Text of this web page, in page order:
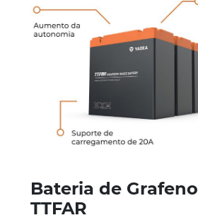
Bateria de Grafeno
TTFAR